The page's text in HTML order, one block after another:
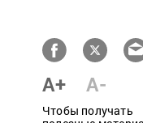
A+ A-
Чтобы получать